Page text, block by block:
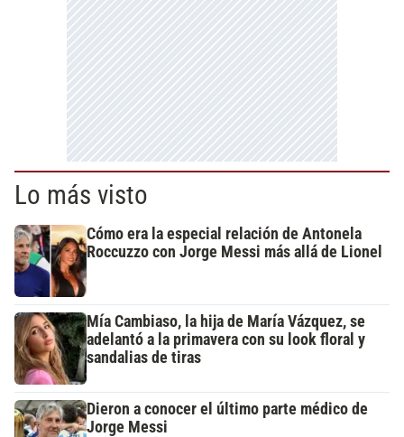
Lo más visto
Cómo era la especial relación de Antonela
Roccuzzo con Jorge Messi más allá de Lionel
Mía Cambiaso, la hija de María Vázquez, se
adelantó a la primavera con su look floral y
sandalias de tiras
Dieron a conocer el último parte médico de
Jorge Messi